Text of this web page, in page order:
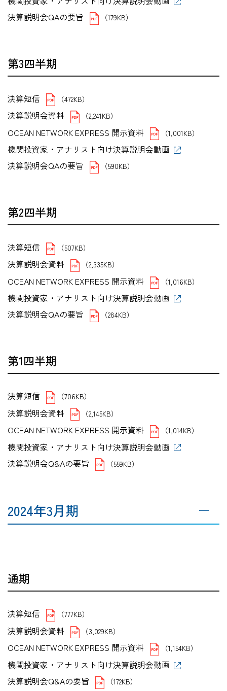
決算説明会QAの要旨
（179KB）
第3四半期
決算短信 （472KB）
決算説明会資料 （2,241KB）
OCEAN NETWORK EXPRESS 開示資料 （1,001KB）
機関投資家・アナリスト向け決算説明会動画
決算説明会QAの要旨
（590KB）
第2四半期
決算短信 （507KB）
決算説明会資料 （2,335KB）
OCEAN NETWORK EXPRESS 開示資料 （1,016KB）
機関投資家・アナリスト向け決算説明会動画
決算説明会QAの要旨
（284KB）
第1四半期
決算短信 （706KB）
決算説明会資料 （2,145KB）
OCEAN NETWORK EXPRESS 開示資料 （1,014KB）
機関投資家・アナリスト向け決算説明会動画
決算説明会Q&Aの要旨
（559KB）
2024年3月期
通期
決算短信 （777KB）
決算説明会資料 （3,029KB）
OCEAN NETWORK EXPRESS 開示資料 （1,154KB）
機関投資家・アナリスト向け決算説明会動画
決算説明会Q&Aの要旨
（172KB）